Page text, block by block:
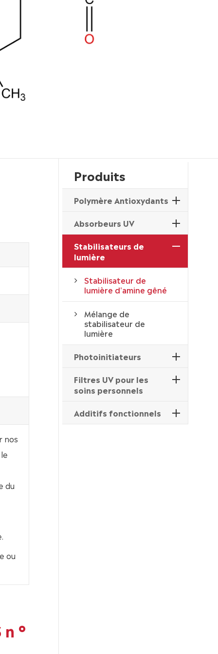
nos
du
ou
°
Produits
Polymère Antioxydants
Absorbeurs UV
Stabilisateurs de
lumière
Stabilisateur de
lumière d'amine gêné
Mélange de
stabilisateur de
lumière
Photoinitiateurs
Filtres UV pour les
soins personnels
Additifs fonctionnels